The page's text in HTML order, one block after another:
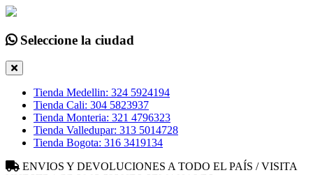
Seleccione la ciudad
Tienda Medellin: 324 5924194
Tienda Cali: 304 5823937
Tienda Monteria: 321 4796323
Tienda Valledupar: 313 5014728
Tienda Bogota: 316 3419134
ENVIOS Y DEVOLUCIONES A TODO EL PAÍS / VISITA